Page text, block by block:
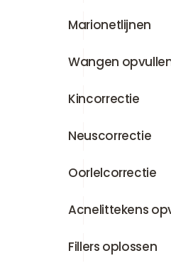
MarionetlijnenMarionetlijnen
Wangen opvullen
Wangen
KincorrectieKincorrectie
NeuscorrectieNeuscorrectie
OorlelcorrectieOorlelcorrectie
Acnelittekens opvullen
Acnelittekens
Fillers oplossenFillers oplossen